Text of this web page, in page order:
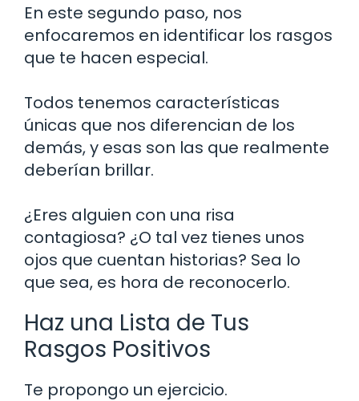
En este segundo paso, nos
enfocaremos en identificar los rasgos
que te hacen especial.
Todos tenemos características
únicas que nos diferencian de los
demás, y esas son las que realmente
deberían brillar.
¿Eres alguien con una risa
contagiosa? ¿O tal vez tienes unos
ojos que cuentan historias? Sea lo
que sea, es hora de reconocerlo.
Haz una Lista de Tus
Rasgos Positivos
Te propongo un ejercicio.